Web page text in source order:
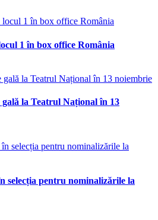
1 în box office România
la Teatrul Național în 13
selecția pentru nominalizările la